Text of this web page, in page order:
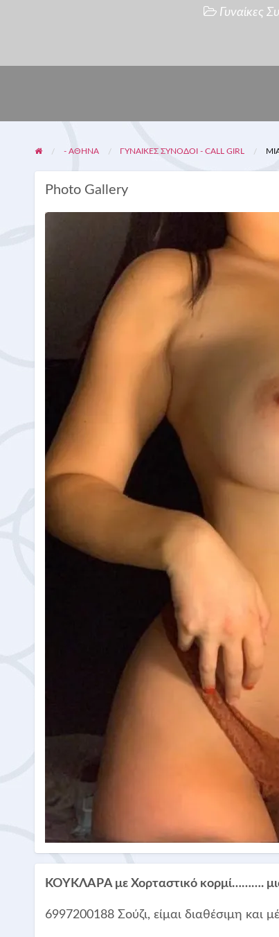
Γυναίκες
- ΑΘΗΝΑ ΓΥΝΑΊΚΕΣ ΣΥΝΟΔΟΊ - CALL GIRL
Photo Gallery
ΚΟΥΚΛΑΡA με Χορταστικό κορμί……….
6997200188 Σούζι, είμαι διαθέσιμη και